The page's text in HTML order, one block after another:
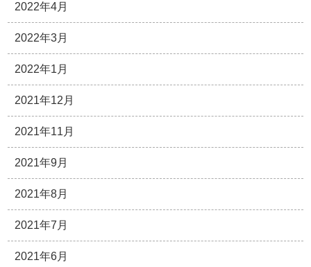
2022年4月
2022年3月
2022年1月
2021年12月
2021年11月
2021年9月
2021年8月
2021年7月
2021年6月